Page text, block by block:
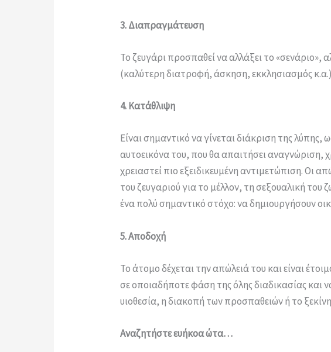
3. Διαπραγμάτευση
Το ζευγάρι προσπαθεί να αλλάξει το «σενάριο»,
(καλύτερη διατροφή, άσκηση, εκκλησιασμός
4. Κατάθλιψη
Είναι σημαντικό να γίνεται διάκριση της
αυτοεικόνα του, που θα απαιτήσει αναγνώριση,
χρειαστεί πιο εξειδικευμένη αντιμετώπιση. Οι
του ζευγαριού για το μέλλον, τη σεξουαλική
ένα πολύ σημαντικό στόχο: να δημιουργήσουν
5. Αποδοχή
Το άτομο δέχεται την απώλειά του και είναι
σε οποιαδήποτε φάση της όλης διαδικασίας και
υιοθεσία, η διακοπή των προσπαθειών ή το
Αναζητήστε ευήκοα ώτα…